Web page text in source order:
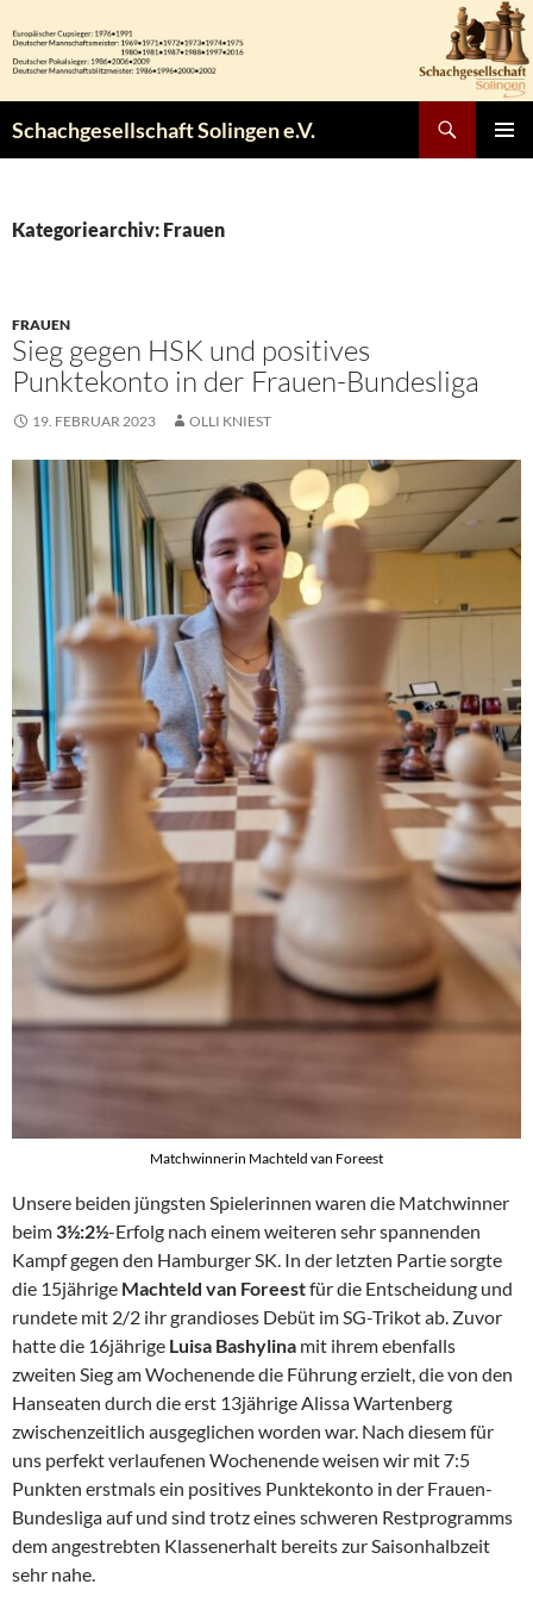
Inhalt
springen
Schachgesellschaft Solingen e.V.
Kategoriearchiv: Frauen
FRAUEN
Sieg gegen HSK und positives
Punktekonto in der Frauen-Bundesliga
19. FEBRUAR 2023 OLLI KNIEST
Matchwinnerin Machteld van Foreest
Unsere beiden jüngsten Spielerinnen waren die Matchwinner
beim 3½:2½-Erfolg nach einem weiteren sehr spannenden
Kampf gegen den Hamburger SK. In der letzten Partie sorgte
die 15jährige Machteld van Foreestfür die Entscheidung und
rundete mit 2/2 ihr grandioses Debüt im SG-Trikot ab. Zuvor
hatte die 16jährige Luisa Bashylina mit ihrem ebenfalls
zweiten Sieg am Wochenende die Führung erzielt, die von den
Hanseaten durch die erst 13jährige Alissa Wartenberg
zwischenzeitlich ausgeglichen worden war. Nach diesem für
uns perfekt verlaufenen Wochenende weisen wir mit 7:5
Punkten erstmals ein positives Punktekonto in der Frauen-
Bundesliga auf und sind trotz eines schweren Restprogramms
dem angestrebten Klassenerhalt bereits zur Saisonhalbzeit
sehr nahe.